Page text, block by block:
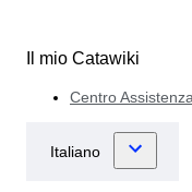
Il mio Catawiki
Centro Assistenza